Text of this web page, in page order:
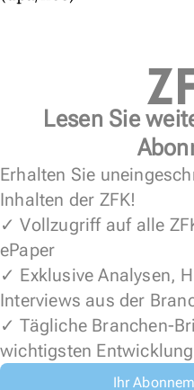
Lesen Sie
Erhalten Sie
Inhalten der ZFK!
✓ Vollzugriff auf alle
ePaper
✓ Exklusive Analysen,
Interviews aus der
✓ Tägliche Branchen-
wichtigsten
Ihr